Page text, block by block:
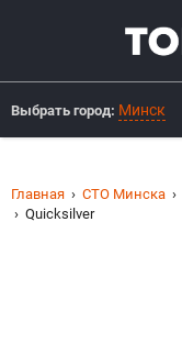
Выбрать город: Минск
Главная СТО Минска
Quicksilver